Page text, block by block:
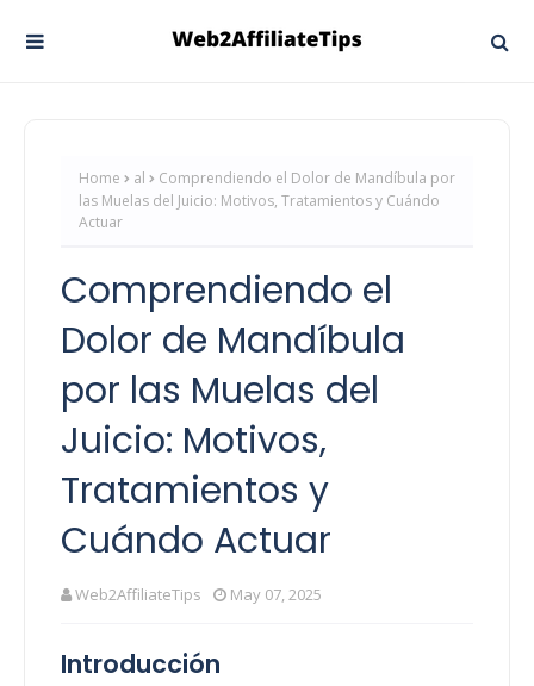
Home al
Comprendiendo el Dolor de Mandíbula por
las Muelas del Juicio: Motivos, Tratamientos y Cuándo
Actuar
Comprendiendo el
Dolor de Mandíbula
por las Muelas del
Juicio: Motivos,
Tratamientos y
Cuándo Actuar
Web2AffiliateTips May 07, 2025
Introducción